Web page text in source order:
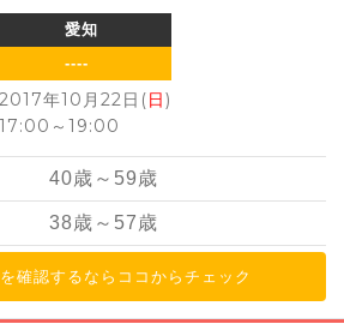
愛知
----
2017年10月22日(日)
17:00 ～ 19:00
40歳～ 59歳
38歳～ 57歳
確認するならココからチェック